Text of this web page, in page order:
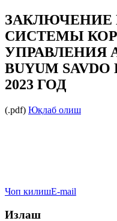
ЗАКЛЮЧЕНИЕ
СИСТЕМЫ
УПРАВЛЕНИЯ
BUYUM
2023 ГОД
(.pdf) Юқлаб олиш
Чоп килишE-mail
Излаш